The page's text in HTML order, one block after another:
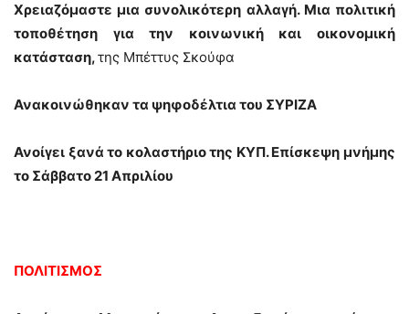
Χρειαζόμαστε μια συνολικότερη αλλαγή. Μια πολιτική
τοποθέτηση για την κοινωνική και οικονομική
κατάσταση,της Μπέττυς Σκούφα
Ανακοινώθηκαν τα ψηφοδέλτια του ΣΥΡΙΖΑ
Ανοίγει ξανά το κολαστήριο της ΚΥΠ. Επίσκεψη μνήμης
το Σάββατο 21 Απριλίου
ΠΟΛΙΤΙΣΜΟΣ